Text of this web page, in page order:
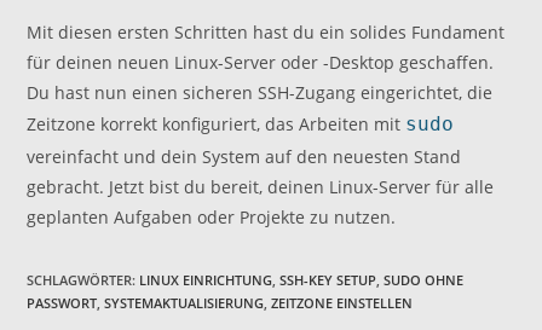
Mit diesen ersten Schritten hast du ein solides Fundament
für deinen neuen Linux-Server oder -Desktop geschaffen.
Du hast nun einen sicheren SSH-Zugang eingerichtet, die
Zeitzone korrekt konfiguriert, das Arbeiten mit sudo
vereinfacht und dein System auf den neuesten Stand
gebracht. Jetzt bist du bereit, deinen Linux-Server für alle
geplanten Aufgaben oder Projekte zu nutzen.
SCHLAGWÖRTER: LINUX EINRICHTUNG, SSH-KEY SETUP, SUDO OHNE
PASSWORT, SYSTEMAKTUALISIERUNG, ZEITZONE EINSTELLEN